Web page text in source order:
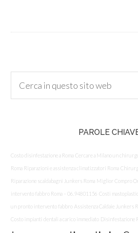
PAROLE
Costo disinfestazione a Roma Cercare a Milano un
Roma Riparazioni e assistenza climatizzatori Roma
Riparazione scaldabagni Junkers Roma Miglior Compro
intervento fabbro Roma – 06.94801156 Costi
un pronto intervento fabbro Assistenza Caldaie Junkers
Costo impianti dentali a carico immediato Disinfestazione